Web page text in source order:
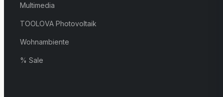
Multimedia
TOOLOVA Photovoltaik
Wohnambiente
% Sale